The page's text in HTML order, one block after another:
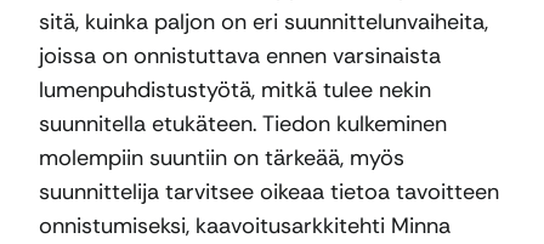
sitä, kuinka paljon on eri suunnittelunvaiheita,
joissa on onnistuttava ennen varsinaista
lumenpuhdistustyötä, mitkä tulee nekin
suunnitella etukäteen. Tiedon kulkeminen
molempiin suuntiin on tärkeää, myös
suunnittelija tarvitsee oikeaa tietoa tavoitteen
onnistumiseksi, kaavoitusarkkitehti Minna